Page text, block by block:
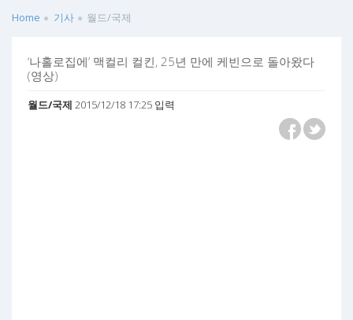
Home 기사 월드/국제
‘나홀로집에’ 맥컬리 컬킨, 25년 만에 케빈으로 돌아왔다
(영상)
월드/국제 2015/12/18 17:25 입력